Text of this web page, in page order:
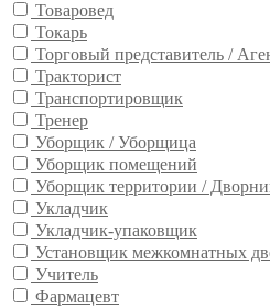
Товаровед
Токарь
Торговый представитель /
Тракторист
Транспортировщик
Тренер
Уборщик / Уборщица
Уборщик помещений
Уборщик территории /
Укладчик
Укладчик-упаковщик
Установщик межкомнатных
Учитель
Фармацевт